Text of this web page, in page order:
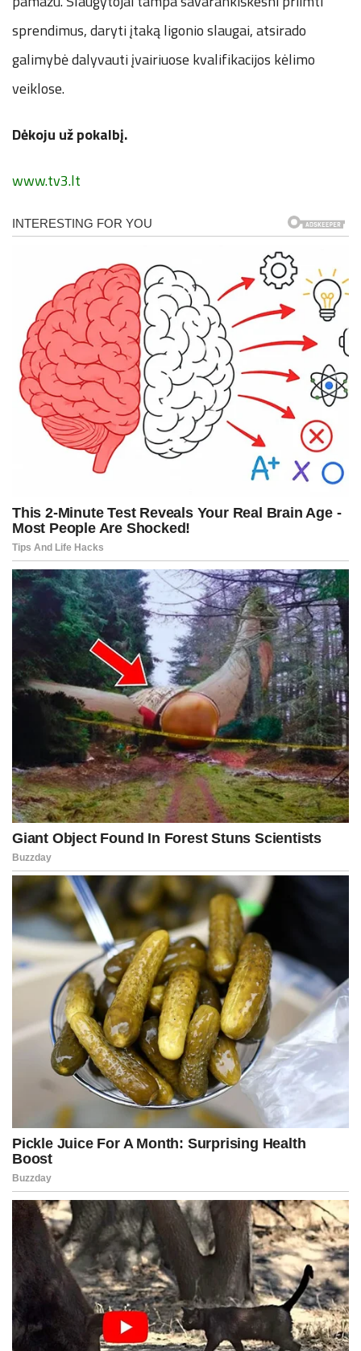
sprendimus, daryti įtaką ligonio slaugai, atsirado
galimybė dalyvauti įvairiuose kvalifikacijos kėlimo
veiklose.
Dėkoju už pokalbį.
www.tv3.lt